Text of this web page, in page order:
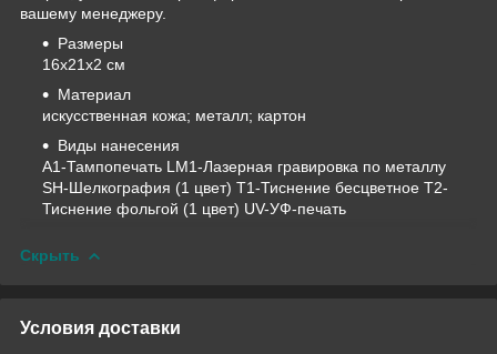
вашему менеджеру.
Размеры
16х21х2 см
Материал
искусственная кожа; металл; картон
Виды нанесения
A1-Тампопечать LM1-Лазерная гравировка по металлу
SH-Шелкография (1 цвет) T1-Тиснение бесцветное T2-
Тиснение фольгой (1 цвет) UV-УФ-печать
Скрыть
Условия доставки